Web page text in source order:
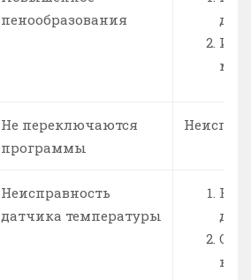
пенообразования
для
Не переключаются
программы
Неисправность
датчика температуры